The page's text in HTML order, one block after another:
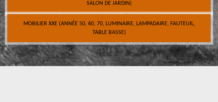
SALON DE JARDIN)
MOBILIER XXE (ANNÉE 50, 60, 70, LUMINAIRE, LAMPADAIRE, FAUTEUIL,
TABLE BASSE)